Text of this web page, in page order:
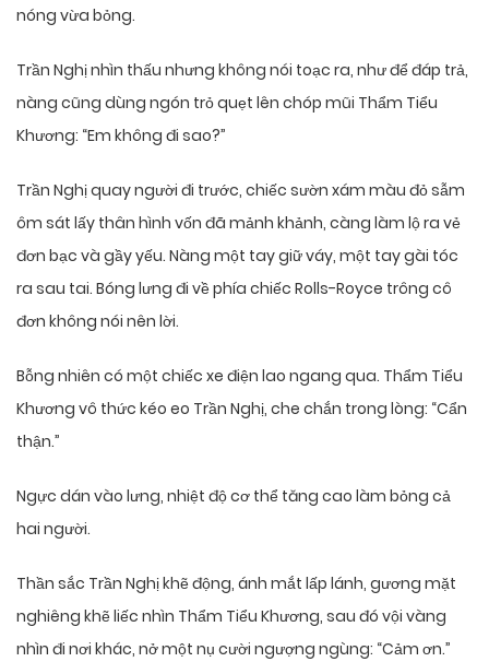
nóng vừa bỏng.
Trần Nghị nhìn thấu nhưng không nói toạc ra, như để đáp trả,
nàng cũng dùng ngón trỏ quẹt lên chóp mũi Thẩm Tiểu
Khương: “Em không đi sao?”
Trần Nghị quay người đi trước, chiếc sườn xám màu đỏ sẫm
ôm sát lấy thân hình vốn đã mảnh khảnh, càng làm lộ ra vẻ
đơn bạc và gầy yếu. Nàng một tay giữ váy, một tay gài tóc
ra sau tai. Bóng lưng đi về phía chiếc Rolls-Royce trông cô
đơn không nói nên lời.
Bỗng nhiên có một chiếc xe điện lao ngang qua. Thẩm Tiểu
Khương vô thức kéo eo Trần Nghị, che chắn trong lòng: “Cẩn
thận.”
Ngực dán vào lưng, nhiệt độ cơ thể tăng cao làm bỏng cả
hai người.
Thần sắc Trần Nghị khẽ động, ánh mắt lấp lánh, gương mặt
nghiêng khẽ liếc nhìn Thẩm Tiểu Khương, sau đó vội vàng
nhìn đi nơi khác, nở một nụ cười ngượng ngùng: “Cảm ơn.”